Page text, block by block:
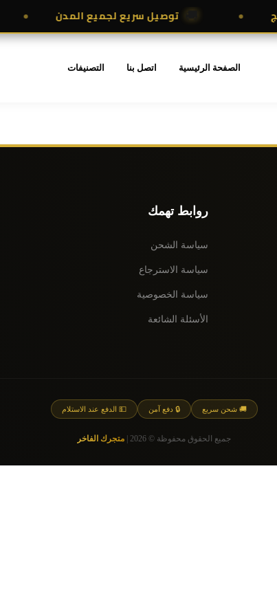
توصيل سريع لجميع المدن
الصفحة الرئيسية اتصل بنا التصنيفات
روابط تهمك
سياسة الشحن
سياسة الاسترجاع
سياسة الخصوصية
الأسئلة الشائعة
🚚 شحن سريع 🔒 دفع آمن 💵 الدفع عند الاستلام
جميع الحقوق محفوظة © 2026 | متجرك الفاخر